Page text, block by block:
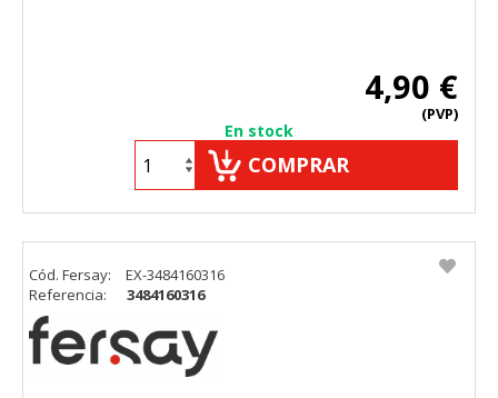
4,90 €
(PVP)
En stock
COMPRAR
Cód. Fersay:
EX-3484160316
Referencia:
3484160316